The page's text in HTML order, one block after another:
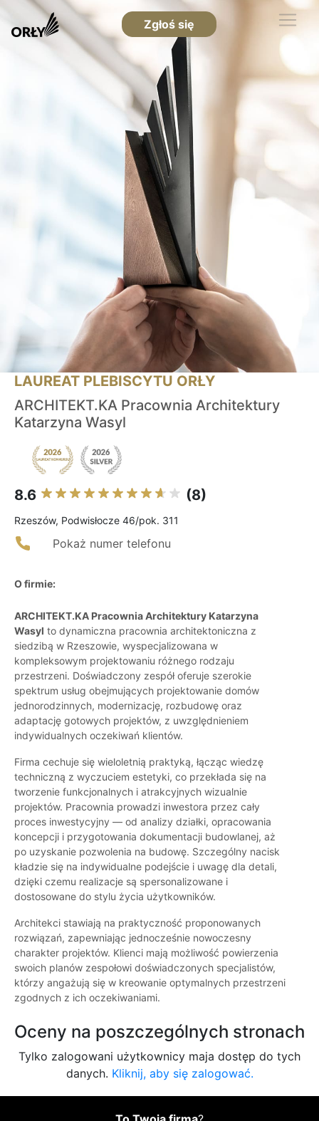
Zgłoś się
LAUREAT PLEBISCYTU ORŁY
ARCHITEKT.KA Pracownia Architektury
Katarzyna Wasyl
8.6 (8)
Rzeszów, Podwisłocze 46/pok. 311
Pokaż numer telefonu
O firmie:
ARCHITEKT.KA Pracownia Architektury Katarzyna
Wasyl to dynamiczna pracownia architektoniczna z
siedzibą w Rzeszowie, wyspecjalizowana w
kompleksowym projektowaniu różnego rodzaju
przestrzeni. Doświadczony zespół oferuje szerokie
spektrum usług obejmujących projektowanie domów
jednorodzinnych, modernizację, rozbudowę oraz
adaptację gotowych projektów, z uwzględnieniem
indywidualnych oczekiwań klientów.
Firma cechuje się wieloletnią praktyką, łącząc wiedzę
techniczną z wyczuciem estetyki, co przekłada się na
tworzenie funkcjonalnych i atrakcyjnych wizualnie
projektów. Pracownia prowadzi inwestora przez cały
proces inwestycyjny — od analizy działki, opracowania
koncepcji i przygotowania dokumentacji budowlanej, aż
po uzyskanie pozwolenia na budowę. Szczególny nacisk
kładzie się na indywidualne podejście i uwagę dla detali,
dzięki czemu realizacje są spersonalizowane i
dostosowane do stylu życia użytkowników.
Architekci stawiają na praktyczność proponowanych
rozwiązań, zapewniając jednocześnie nowoczesny
charakter projektów. Klienci mają możliwość powierzenia
swoich planów zespołowi doświadczonych specjalistów,
którzy angażują się w kreowanie optymalnych przestrzeni
zgodnych z ich oczekiwaniami.
Oceny na poszczególnych stronach
Tylko zalogowani użytkownicy maja dostęp do tych
danych. Kliknij, aby się zalogować.